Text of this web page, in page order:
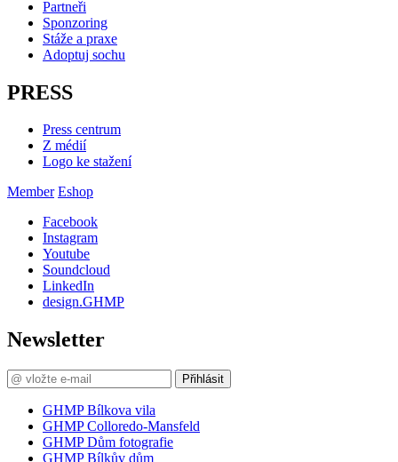
Partneři
Sponzoring
Stáže a praxe
Adoptuj sochu
PRESS
Press centrum
Z médií
Logo ke stažení
Member Eshop
Facebook
Instagram
Youtube
Soundcloud
LinkedIn
design.GHMP
Newsletter
Přihlásit
GHMP Bílkova vila
GHMP Colloredo-Mansfeld
GHMP Dům fotografie
GHMP Bílkův dům